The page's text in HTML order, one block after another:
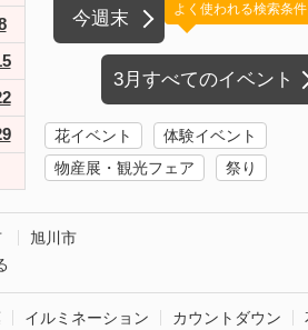
今週末
3月すべてのイベント
よく使われる検索条件
花イベント
体験イベント
物産展・観光フェア
祭り
旭川市
イルミネーション カウントダウン